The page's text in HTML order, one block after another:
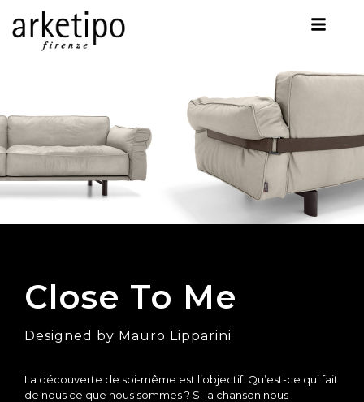
Close To Me
Designed by Mauro Lipparini
La découverte de soi-même est l’objectif. Qu’est-ce qui fait
de nous ce que nous sommes ? Si la chanson nous